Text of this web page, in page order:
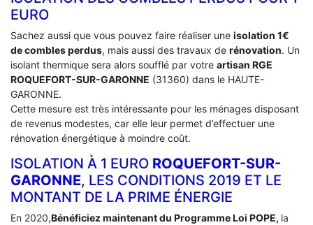
EURO
Sachez aussi que vous pouvez faire réaliser une isolation 1€
de combles perdus, mais aussi des travaux de rénovation. Un
isolant thermique sera alors soufflé par votre artisan RGE
ROQUEFORT-SUR-GARONNE (31360) dans le HAUTE-
GARONNE.
Cette mesure est très intéressante pour les ménages disposant
de revenus modestes, car elle leur permet d’effectuer une
rénovation énergétique à moindre coût.
ISOLATION À 1 EURO ROQUEFORT-SUR-
GARONNE, LES CONDITIONS 2019 ET LE
MONTANT DE LA PRIME ÉNERGIE
En 2020,Bénéficiez maintenant du Programme Loi POPE, la